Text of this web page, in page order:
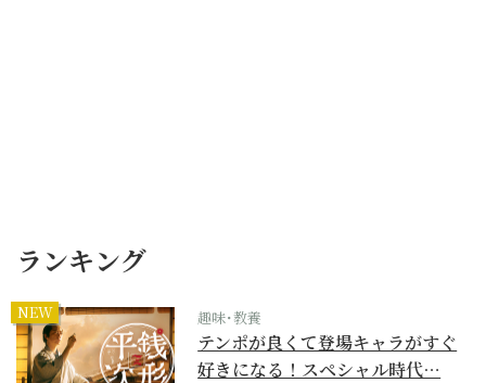
ランキング
NEW 趣味･教養
テンポが良くて登場キャラがすぐ
好きになる！スペシャル時代…